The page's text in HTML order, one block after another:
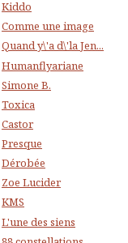
Kiddo
Comme une image
Quand y\'a d\'la Jen...
Humanflyariane
Simone B.
Toxica
Castor
Presque
Dérobée
Zoe Lucider
KMS
L'une des siens